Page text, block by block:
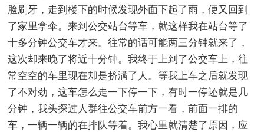
脸刷牙，走到楼下的时候发现外面下起了雨，便又回到
了家里拿伞。来到公交站台等车，就这样我在站台等了
十多分钟公交车才来。往常的话可能两三分钟就来了，
这次却来晚了将近十分钟。我终于上到了公交车上，往
常空空的车里现在却是挤满了人。等我上车之后就发现
了不对劲，这车怎么走一下停一下，有时一停还就是几
分钟，我头探过人群往公交车前方一看，前面一排的
车，一辆一辆的在排队等着。我心里就清楚了原因，应